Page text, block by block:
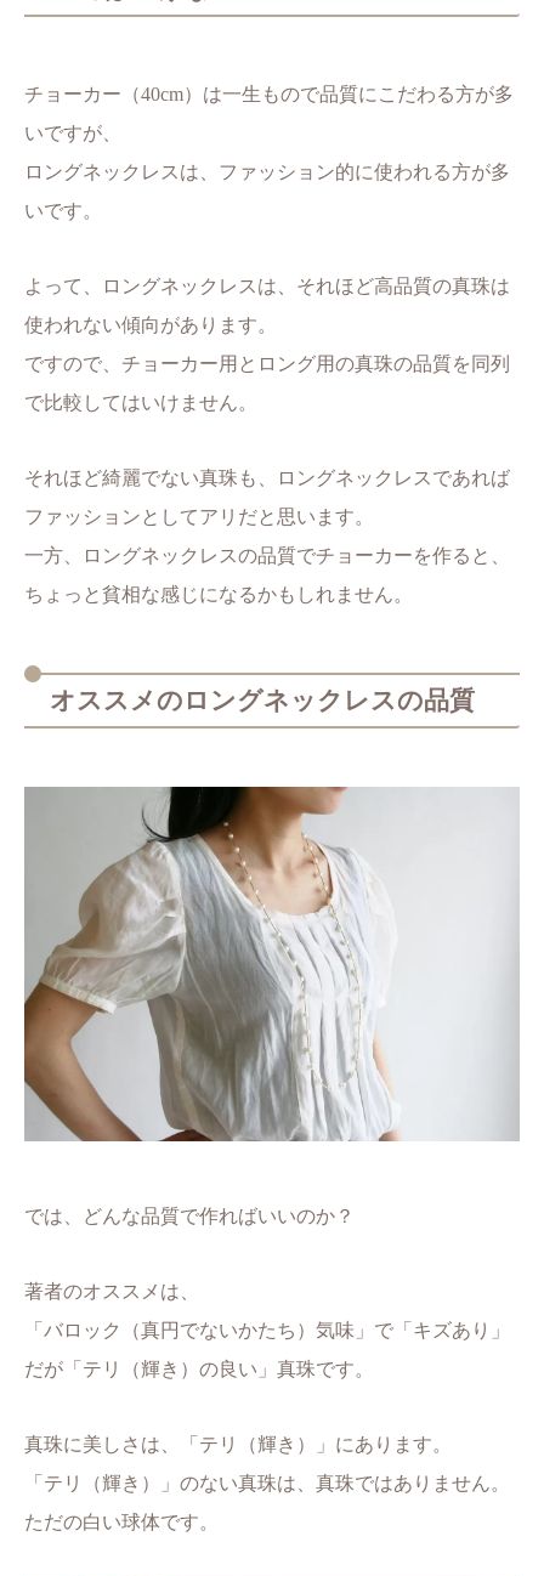
チョーカー（40cm）は一生もので品質にこだわる方が多
いですが、
ロングネックレスは、ファッション的に使われる方が多
いです。
よって、ロングネックレスは、それほど高品質の真珠は
使われない傾向があります。
ですので、チョーカー用とロング用の真珠の品質を同列
で比較してはいけません。
それほど綺麗でない真珠も、ロングネックレスであれば
ファッションとしてアリだと思います。
一方、ロングネックレスの品質でチョーカーを作ると、
ちょっと貧相な感じになるかもしれません。
オススメのロングネックレスの品質
では、どんな品質で作ればいいのか？
著者のオススメは、
「バロック（真円でないかたち）気味」で「キズあり」
だが「テリ（輝き）の良い」真珠です。
真珠に美しさは、「テリ（輝き）」にあります。
「テリ（輝き）」のない真珠は、真珠ではありません。
ただの白い球体です。